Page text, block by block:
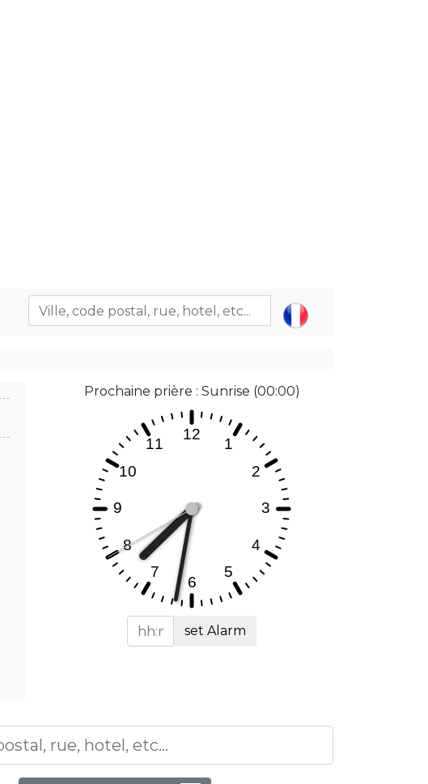
Prochaine prière : Sunrise (00:00)
set Alarm